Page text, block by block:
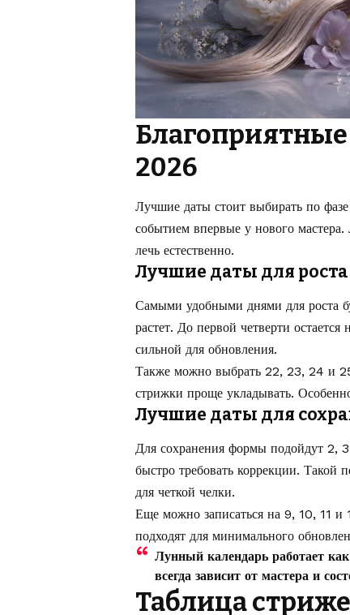
2026
Лучшие даты стоит выбирать по
событием впервые у нового мастера.
лечь естественно.
Лучшие даты для роста
Самыми удобными днями для роста
растет. До первой четверти
сильной для обновления.
Также можно выбрать 22, 23, 24 и
стрижки проще укладывать.
Лучшие даты для
Для сохранения формы подойдут 2,
быстро требовать коррекции. Такой
для четкой челки.
Еще можно записаться на 9, 10, 11
подходят для минимального
Лунный календарь работает
всегда зависит от мастера и
Таблица